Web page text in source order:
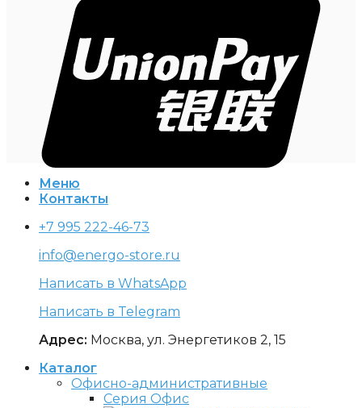
Меню
Контакты
+7 995 222-46-73
info@energo-store.ru
Написать в WhatsApp
Написать в Telegram
Адрес: Москва, ул. Энергетиков 2, 15
Каталог
Офисно-административные
Серия Офис